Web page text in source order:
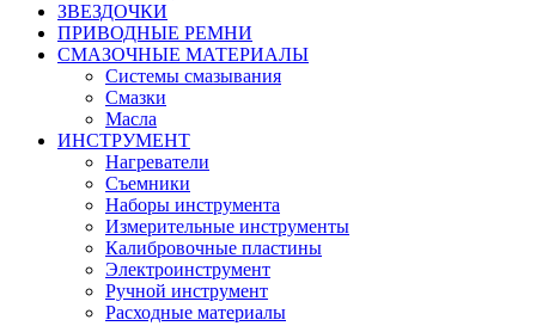
ЗВЕЗДОЧКИ
ПРИВОДНЫЕ РЕМНИ
СМАЗОЧНЫЕ МАТЕРИАЛЫ
Системы смазывания
Смазки
Масла
ИНСТРУМЕНТ
Нагреватели
Съемники
Наборы инструмента
Измерительные инструменты
Калибровочные пластины
Электроинструмент
Ручной инструмент
Расходные материалы